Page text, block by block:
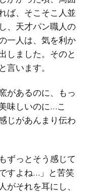
ば、そこそこ人並
、天才パン職人の
一人は、気を利か
しました。そのと
言います。
があるのに、もっ
味しいのに…こ
じがあんまり伝わ
ずっとそう感じて
すよね…」と苦笑
がそれを耳にし、